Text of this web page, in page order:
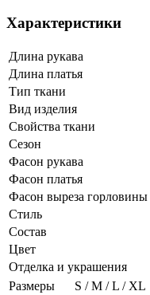
Характеристики
Длина рукава
Длина платья
Тип ткани
Вид изделия
Свойства ткани
Сезон
Фасон рукава
Фасон платья
Фасон выреза горловины
Стиль
Состав
Цвет
Отделка и украшения
Размеры
S / M / L / XL